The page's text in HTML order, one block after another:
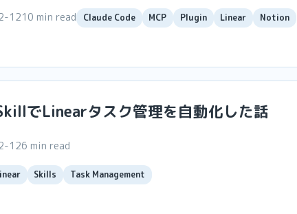
1210 min read Claude Code MCP Plugin Linear Notion
でLinearタスク管理を自動化した話
126 min read
Skills Task Management